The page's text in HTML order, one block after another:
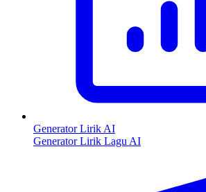
Generator Lirik AI
Generator Lirik Lagu AI